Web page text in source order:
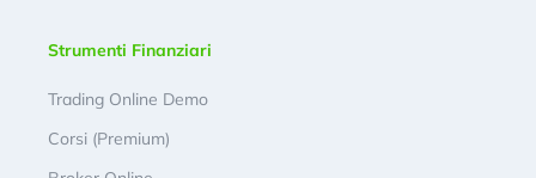
Strumenti Finanziari
Trading Online Demo
Corsi (Premium)